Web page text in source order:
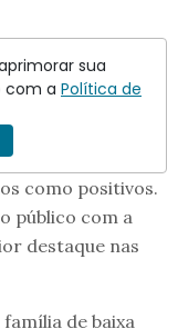
o nome do
como positivos.
público com a
destaque nas
de baixa
sua
com a Política de